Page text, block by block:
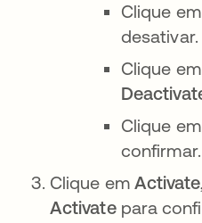
Clique
desativar.
Clique em
Clique em
confirmar.
Clique em Activate
Activatepara